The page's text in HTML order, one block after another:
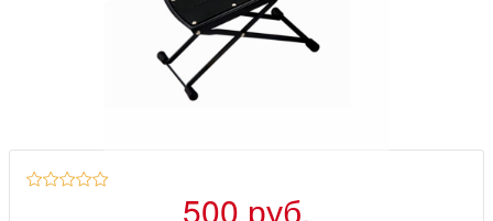
500 руб.